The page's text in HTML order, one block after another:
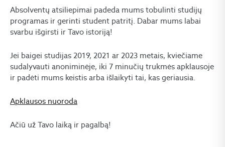
Absolventų atsiliepimai padeda mums tobulinti studijų
programas ir gerinti student patritį. Dabar mums labai
svarbu išgirsti ir Tavo istoriją!
Jei baigei studijas 2019, 2021 ar 2023 metais, kviečiame
sudalyvauti anoniminėje, iki 7 minučių trukmės apklausoje
ir padėti mums keistis arba išlaikyti tai, kas geriausia.
Apklausos nuoroda
Ačiū už Tavo laiką ir pagalbą!